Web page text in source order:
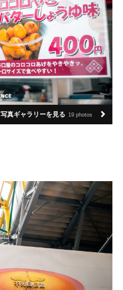
写真ギャラリーを見る 19 photos